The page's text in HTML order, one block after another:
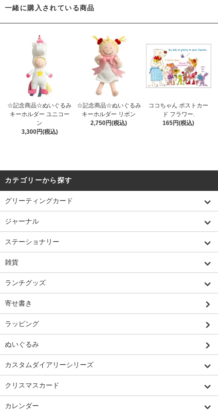
一緒に購入されている商品
☆記念商品☆ぬいぐるみ
キーホルダー ユニコー
ン
3,300円(税込)
☆記念商品☆ぬいぐるみ
キーホルダー リボン
2,750円(税込)
ココちゃん ポストカー
ド フラワー.
165円(税込)
カテゴリーから探す
グリーティングカード
ジャーナル
ステーショナリー
雑貨
ランチグッズ
寄せ書き
ラッピング
ぬいぐるみ
カスタムダイアリーシリーズ
クリスマスカード
カレンダー